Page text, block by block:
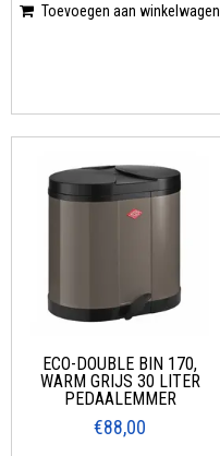
Toevoegen aan winkelwagen
ECO-DOUBLE BIN 170,
WARM GRIJS 30 LITER
PEDAALEMMER
€88,00